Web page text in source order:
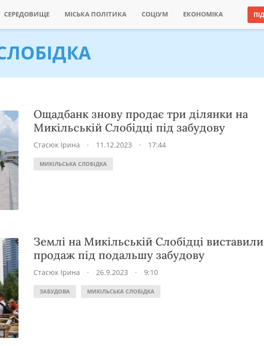
СЕРЕДОВИЩЕ МІСЬКА ПОЛІТИКА СОЦІУМ ЕКОНОМІКА
Ощадбанк знову продає три ділянки на
Микільській Слобідці під забудову
Стасюк Ірина · 11.12.2023 · 17:44
МИКІЛЬСЬКА СЛОБІДКА
Землі на Микільській Слобідці
продаж під подальшу забудову
Стасюк Ірина · 26.9.2023 · 9:10
ЗАБУДОВА МИКІЛЬСЬКА СЛОБІДКА